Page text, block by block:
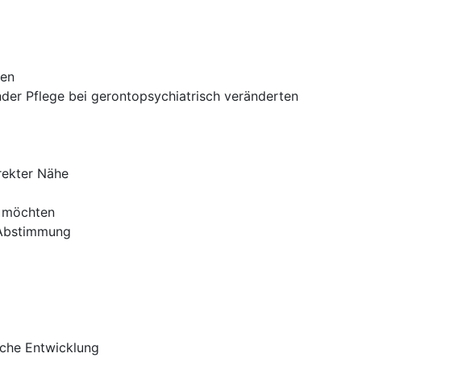
Pflege bei gerontopsychiatrisch veränderten
Nähe
Entwicklung